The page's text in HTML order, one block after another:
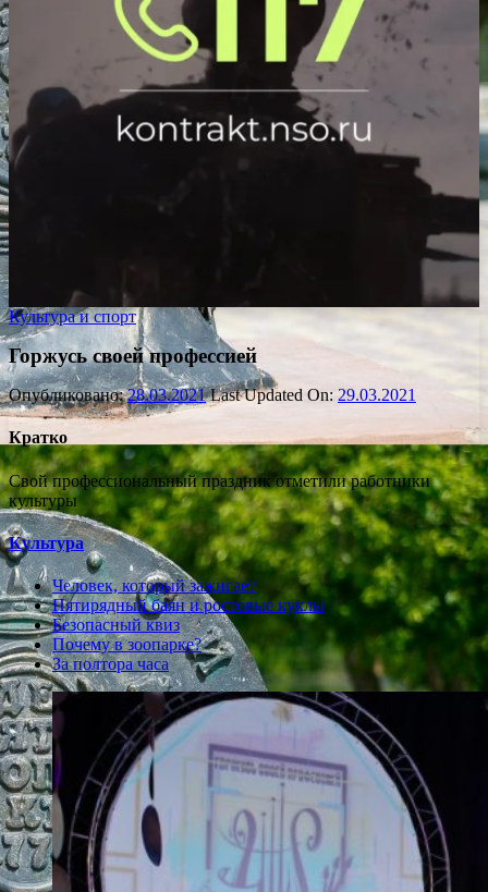
Культура и спорт
Горжусь своей профессией
Опубликовано:28.03.2021 Last Updated On: 29.03.2021
Кратко
Свой профессиональный праздник отметили работники
культуры
Культура
Человек, который зажигает
Пятирядный баян и ростовые куклы
Безопасный квиз
Почему в зоопарке?
За полтора часа